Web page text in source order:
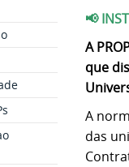
📢
A
que
A
das